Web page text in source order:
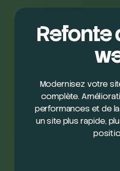
Refonte
Modernisez votre
complète.
performances et de
un site plus rapide,